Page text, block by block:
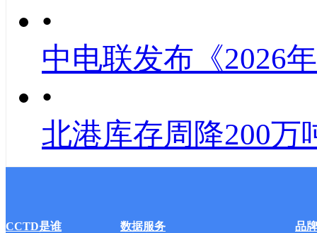
•
中电联发布《2026
•
北港库存周降200万
CCTD是谁 数据服务 品